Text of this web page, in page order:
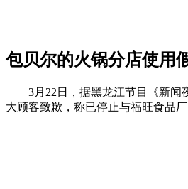
包贝尔的火锅分店使用
3月22日，据黑龙江节目《新闻夜
大顾客致歉，称已停止与福旺食品